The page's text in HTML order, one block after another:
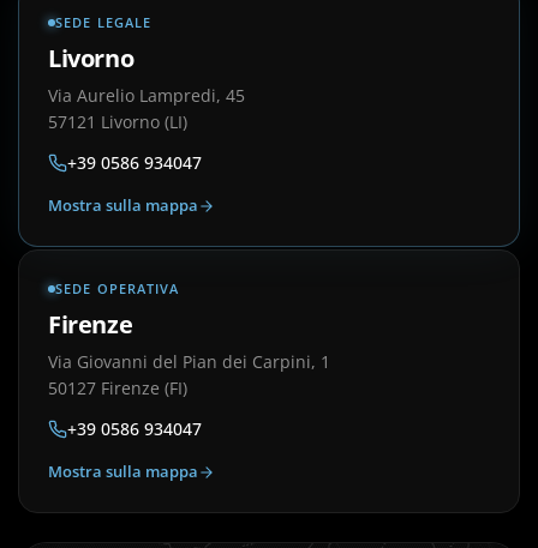
SEDE LEGALE
Livorno
Via Aurelio Lampredi, 45
57121 Livorno (LI)
+39 0586 934047
Mostra sulla mappa
SEDE OPERATIVA
Firenze
Via Giovanni del Pian dei Carpini, 1
50127 Firenze (FI)
+39 0586 934047
Mostra sulla mappa